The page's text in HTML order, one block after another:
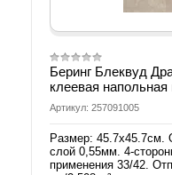
Беринг Блеквуд
клеевая
Артикул: 257091005
Размер:
слой 0,55мм. 4-
применения 33/42.